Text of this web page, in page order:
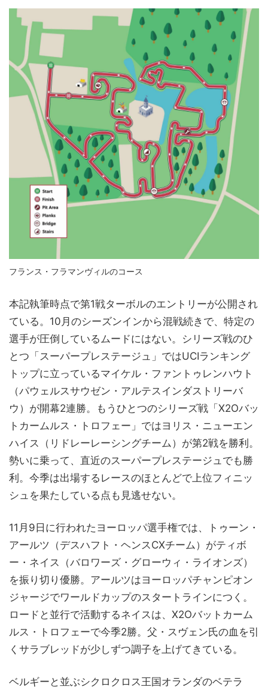
フランス・フラマンヴィルのコース
本記執筆時点で第1戦ターボルのエントリーが公開され
ている。10月のシーズンインから混戦続きで、特定の
選手が圧倒しているムードにはない。シリーズ戦のひ
とつ「スーパープレステージュ」ではUCIランキング
トップに立っているマイケル・ファントゥレンハウト
（パウェルスサウゼン・アルテスインダストリーバ
ウ）が開幕2連勝。もうひとつのシリーズ戦「X2Oバッ
トカームルス・トロフェー」ではヨリス・ニューエン
ハイス（リドレーレーシングチーム）が第2戦を勝利。
勢いに乗って、直近のスーパープレステージュでも勝
利。今季は出場するレースのほとんどで上位フィニッ
シュを果たしている点も見逃せない。
11月9日に行われたヨーロッパ選手権では、トゥーン・
アールツ（デスハフト・ヘンスCXチーム）がティボ
ー・ネイス（バロワーズ・グローウィ・ライオンズ）
を振り切り優勝。アールツはヨーロッパチャンピオン
ジャージでワールドカップのスタートラインにつく。
ロードと並行で活動するネイスは、X2Oバットカーム
ルス・トロフェーで今季2勝。父・スヴェン氏の血を引
くサラブレッドが少しずつ調子を上げてきている。
ベルギーと並ぶシクロクロス王国オランダのベテラ